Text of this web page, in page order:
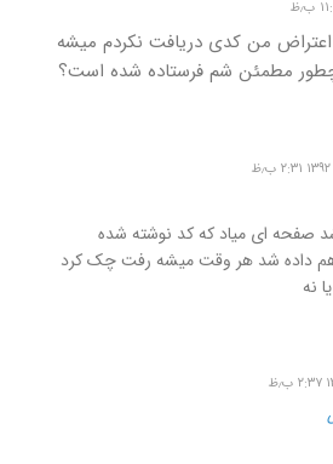
من کدی دریافت نکردم میشه
چطور مطمئن شم فرستاده شده است؟
صفحه ای میاد که کد نوشته شده
داده شد هر وقت میشه رفت چک کرد
نه